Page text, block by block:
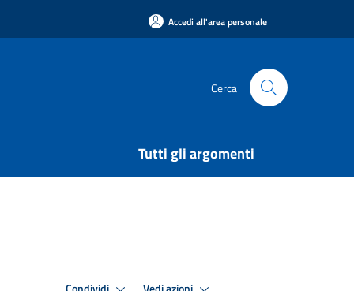
Accedi all'area personale
Cerca
Tutti gli argomenti